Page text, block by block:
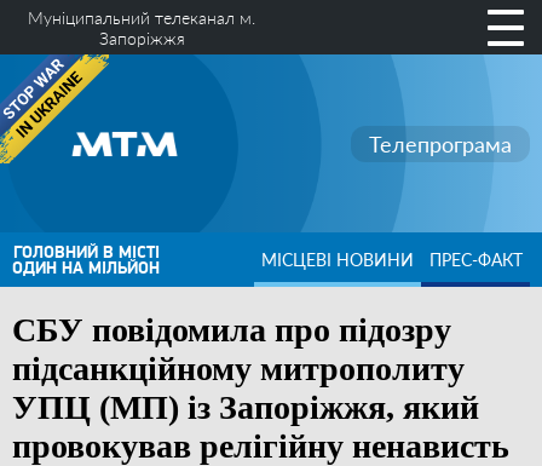
Муніципальний телеканал м.
Запоріжжя
Телепрограма
ГОЛОВНИЙ В МІСТІ
ОДИН НА МІЛЬЙОН МІСЦЕВІ НОВИНИ ПРЕС-ФАКТ
СБУ повідомила про підозру
підсанкційному митрополиту
УПЦ (МП) із Запоріжжя, який
провокував релігійну ненависть